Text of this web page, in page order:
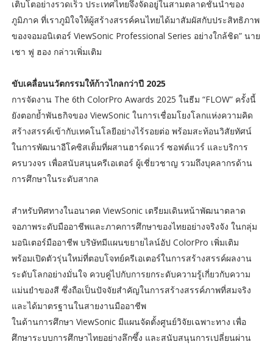
เติบโตอย่างรวดเร็ว ประเทศไทยจึงจัดอยู่ในสามตลาดชั้นนำของ
ภูมิภาค ที่เราภูมิใจให้ผู้สร้างสรรค์คนไทยได้มาสัมผัสกับประสิทธิภาพ
ของจอมอนิเตอร์ ViewSonic Professional Series อย่างใกล้ชิด” นาย
เชา ฟู ฮอง กล่าวเพิ่มเติม
ขับเคลื่อนนวัตกรรมให้ก้าวไกลกว่าปี 2025
การจัดงาน The 6th ColorPro Awards 2025 ในธีม “FLOW” ครั้งนี้
ยังตอกย้ำพันธกิจของ ViewSonic ในการเชื่อมโยงโลกแห่งความคิด
สร้างสรรค์เข้ากับเทคโนโลยีอย่างไร้รอยต่อ พร้อมสะท้อนวิสัยทัศน์
ในการพัฒนาอีโคซิสเต็มที่ผสานฮาร์ดแวร์ ซอฟต์แวร์ และบริการ
ครบวงจร เพื่อสนับสนุนครีเอเตอร์ ผู้เชี่ยวชาญ รวมถึงบุคลากรด้าน
การศึกษาในระดับสากล
สำหรับทิศทางในอนาคต ViewSonic เตรียมเดินหน้าพัฒนาตลาด
จอภาพระดับมืออาชีพและภาคการศึกษาของไทยอย่างจริงจัง ในกลุ่ม
มอนิเตอร์มืออาชีพ บริษัทมีแผนขยายไลน์อัป ColorPro เพิ่มเติม
พร้อมเปิดตัวรุ่นใหม่ที่ตอบโจทย์ครีเอเตอร์ในการสร้างสรรค์ผลงาน
ระดับโลกอย่างมั่นใจ ควบคู่ไปกับการยกระดับความรู้เกี่ยวกับความ
แม่นยำของสี ซึ่งถือเป็นปัจจัยสำคัญในการสร้างสรรค์ภาพที่สมจริง
และได้มาตรฐานในสายงานมืออาชีพ
ในด้านการศึกษา ViewSonic มีแผนจัดตั้งศูนย์วิจัยเฉพาะทาง เพื่อ
ศึกษาระบบการศึกษาไทยอย่างลึกซึ้ง และสนับสนุนการเปลี่ยนผ่าน